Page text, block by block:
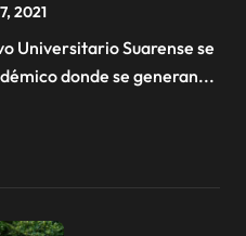
2021
donde se generan...